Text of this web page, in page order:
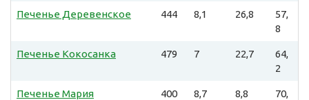
Печенье Деревенское 444 8,1 26,8
57,
8
Печенье Кокосанка 479 7 22,7
64,
2
Печенье Мария 400 8,7 8,8
70,